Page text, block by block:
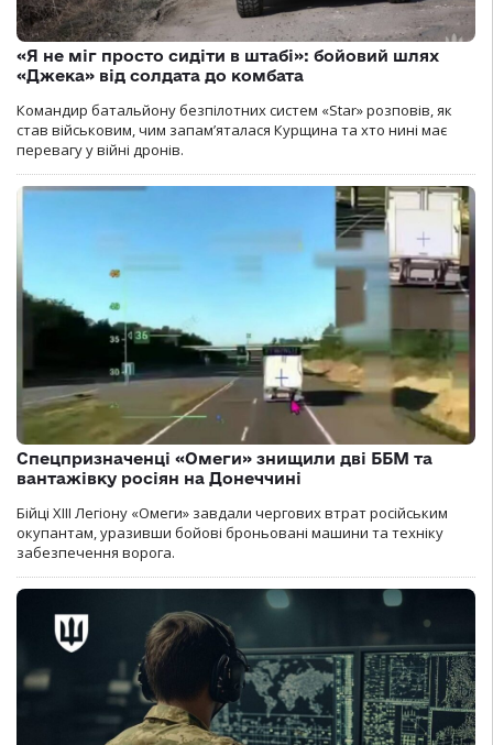
«Я не міг просто сидіти в штабі»: бойовий шлях
«Джека» від солдата до комбата
Командир батальйону безпілотних систем «Star» розповів, як
став військовим, чим запам’яталася Курщина та хто нині має
перевагу у війні дронів.
Спецпризначенці «Омеги» знищили дві ББМ та
вантажівку росіян на Донеччині
Бійці ХІІІ Легіону «Омеги» завдали чергових втрат російським
окупантам, уразивши бойові броньовані машини та техніку
забезпечення ворога.